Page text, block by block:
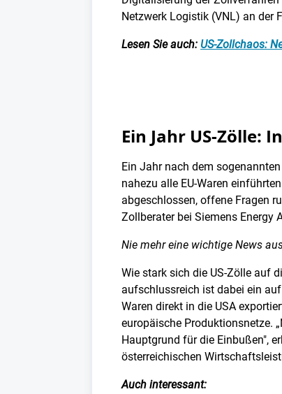
Netzwerk Logistik (VNL) an der
Lesen Sie auch: US-Zollchaos:
Ein Jahr US-
Ein Jahr nach dem
nahezu alle EU-Waren
abgeschlossen, offene Fragen
Zollberater bei Siemens Energy
Nie mehr eine wichtige News
Wie stark sich die US-Zölle auf
aufschlussreich ist dabei ein
Waren direkt in die USA
europäische Produktionsnetze.
Hauptgrund für die Einbußen",
österreichischen
Auch interessant: